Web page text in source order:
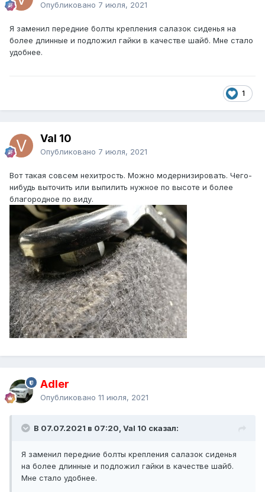
Опубликовано 7 июля, 2021
Я заменил передние болты крепления салазок сиденья на
более длинные и подложил гайки в качестве шайб. Мне стало
удобнее.
1
Val 10
Опубликовано 7 июля, 2021
Вот такая совсем нехитрость. Можно модернизировать. Чего-
нибудь выточить или выпилить нужное по высоте и более
благородное по виду.
Adler
Опубликовано 11 июля, 2021
В 07.07.2021 в 07:20, Val 10 сказал:
Я заменил передние болты крепления салазок сиденья
на более длинные и подложил гайки в качестве шайб.
Мне стало удобнее.